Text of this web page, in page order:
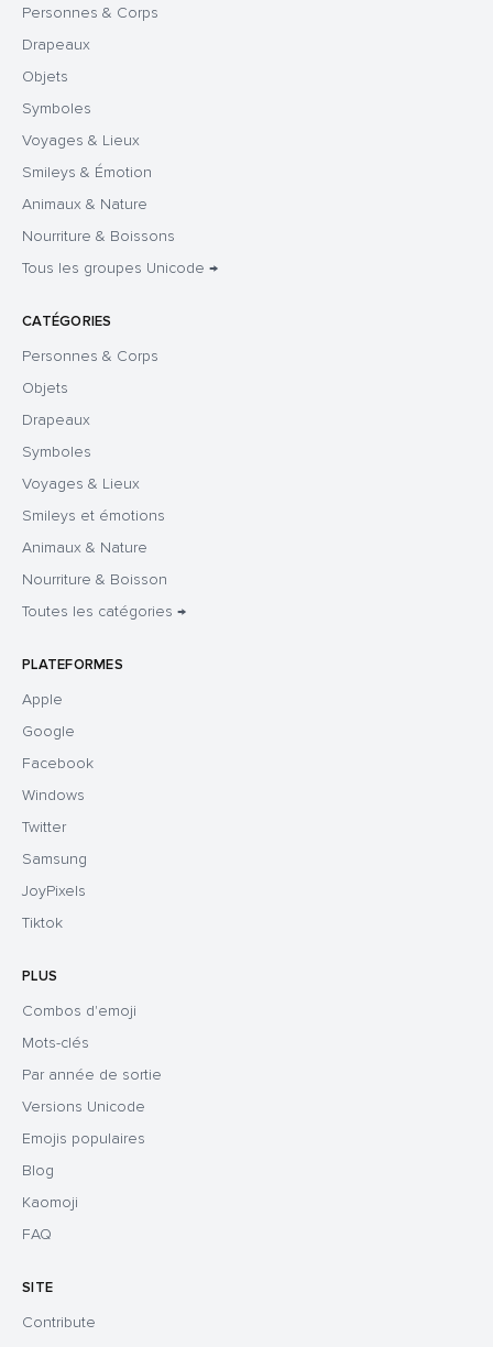
Personnes & Corps
Drapeaux
Objets
Symboles
Voyages & Lieux
Smileys & Émotion
Animaux & Nature
Nourriture & Boissons
Tous les groupes Unicode →
CATÉGORIES
Personnes & Corps
Objets
Drapeaux
Symboles
Voyages & Lieux
Smileys et émotions
Animaux & Nature
Nourriture & Boisson
Toutes les catégories →
PLATEFORMES
Apple
Google
Facebook
Windows
Twitter
Samsung
JoyPixels
Tiktok
PLUS
Combos d'emoji
Mots-clés
Par année de sortie
Versions Unicode
Emojis populaires
Blog
Kaomoji
FAQ
SITE
Contribute